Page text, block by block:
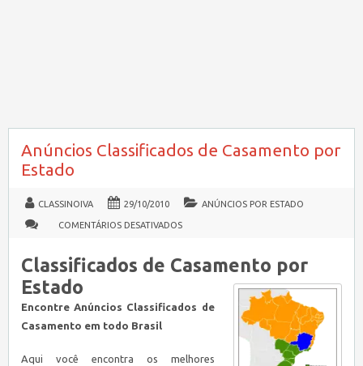
Anúncios Classificados de Casamento por
Estado
CLASSINOIVA 29/10/2010 ANÚNCIOS POR ESTADO
COMENTÁRIOS DESATIVADOS
CASAMENTO
POR
Classificados de Casamento por
Estado
Encontre Anúncios Classificados de
Casamento em todo Brasil
Aqui você encontra os melhores